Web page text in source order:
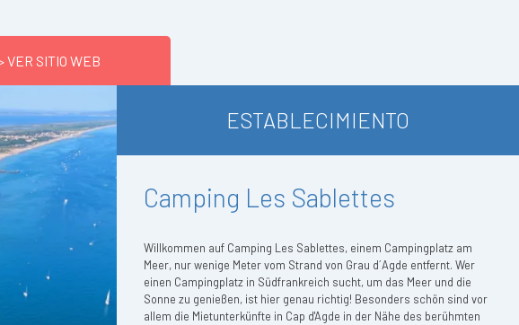
VER SITIO WEB
ESTABLECIMIENTO
Camping Les Sablettes
Willkommen auf Camping Les Sablettes, einem Campingplatz am
Meer, nur wenige Meter vom Strand von Grau d´Agde entfernt. Wer
einen Campingplatz in Südfrankreich sucht, um das Meer und die
Sonne zu genießen, ist hier genau richtig! Besonders schön sind vor
allem die Mietunterkünfte in Cap d'Agde in der Nähe des berühmten